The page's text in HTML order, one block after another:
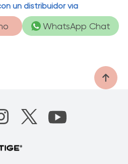
un distribuidor vía
WhatsApp Chat